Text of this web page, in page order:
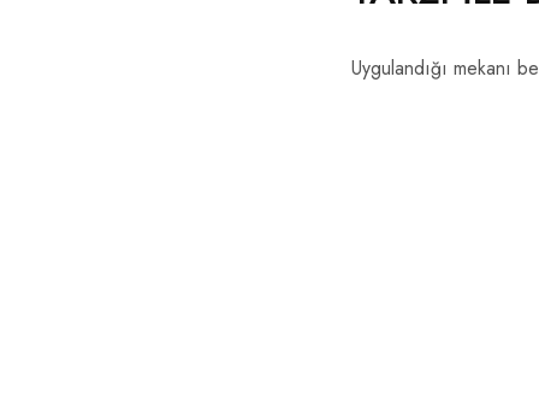
Uygulandığı mekanı